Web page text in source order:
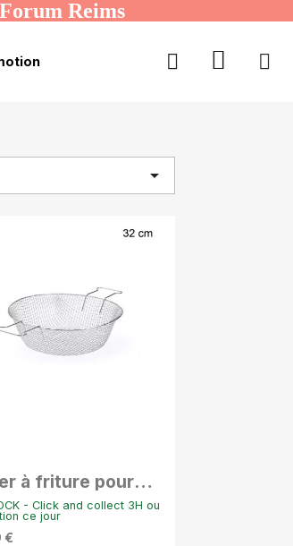
Reims

à friture pour
La Lyonnaise -
- Click and collect 3H ou
ce jour
€